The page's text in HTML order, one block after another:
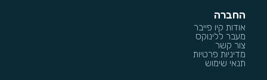
החברה
אודות קיו פייבר
מעבר ללינוקס
צור קשר
מדיניות פרטיות
תנאי שימוש